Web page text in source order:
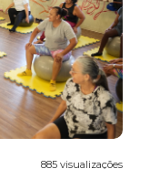
885 visualizações